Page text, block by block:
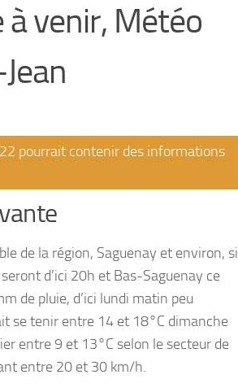
à venir, Météo
pourrait contenir des informations
de la région, Saguenay et environ, si
d’ici 20h et Bas-Saguenay ce
de pluie, d’ici lundi matin peu
se tenir entre 14 et 18°C dimanche
entre 9 et 13°C selon le secteur de
entre 20 et 30 km/h.